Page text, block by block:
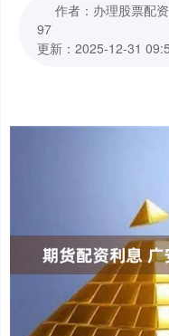
作者：办理股票配资
97
更新：2025-12-31